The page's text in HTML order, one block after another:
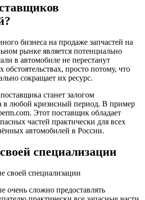
бизнеса на продаже запчастей на
рынке является потенциально
в автомобиле не перестанут
обстоятельствах, просто потому, что
сокращает их ресурс.
станет залогом
в любой кризисный период. В пример
Этот поставщик обладает
частей практически для всех
автомобилей в России.
специализации
очень сложно предоставлять